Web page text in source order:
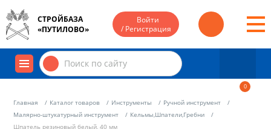
СТРОЙБАЗА
«ПУТИЛОВО»
Войти
/ Регистрация
0
Главная Каталог товаров Инструменты
Ручной инструмент
Малярно-штукатурный инструмент
Кельмы,Шпатели,Гребни
Шпатель резиновый белый, 40 мм